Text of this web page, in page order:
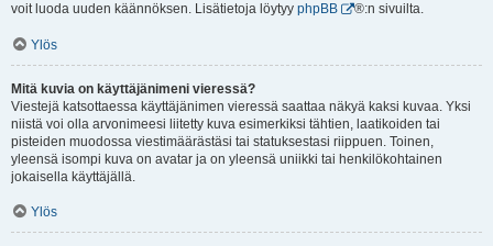
voit luoda uuden käännöksen. Lisätietoja löytyy phpBB ®:n sivuilta.
Ylös
Mitä kuvia on käyttäjänimeni vieressä?
Viestejä katsottaessa käyttäjänimen vieressä saattaa näkyä kaksi kuvaa. Yksi
niistä voi olla arvonimeesi liitetty kuva esimerkiksi tähtien, laatikoiden tai
pisteiden muodossa viestimäärästäsi tai statuksestasi riippuen. Toinen,
yleensä isompi kuva on avatar ja on yleensä uniikki tai henkilökohtainen
jokaisella käyttäjällä.
Ylös